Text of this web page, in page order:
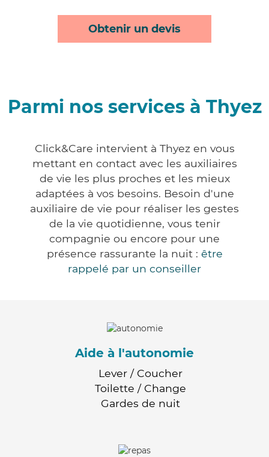
Obtenir un devis
Parmi nos services à Thyez
Click&Care intervient à Thyez en vous
mettant en contact avec les auxiliaires
de vie les plus proches et les mieux
adaptées à vos besoins. Besoin d'une
auxiliaire de vie pour réaliser les gestes
de la vie quotidienne, vous tenir
compagnie ou encore pour une
présence rassurante la nuit : être
rappelé par un conseiller
Aide à l'autonomie
Lever / Coucher
Toilette / Change
Gardes de nuit